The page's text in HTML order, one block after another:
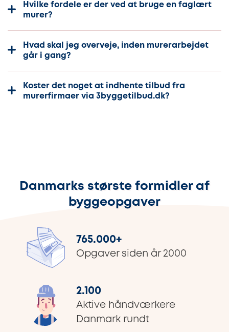
Hvilke fordele er der ved at bruge en faglært
murer?
Hvad skal jeg overveje, inden murerarbejdet
går i gang?
Koster det noget at indhente tilbud fra
murerfirmaer via 3byggetilbud.dk?
Danmarks største formidler af
byggeopgaver
765.000+
Opgaver siden år 2000
2.100
Aktive håndværkere
Danmark rundt